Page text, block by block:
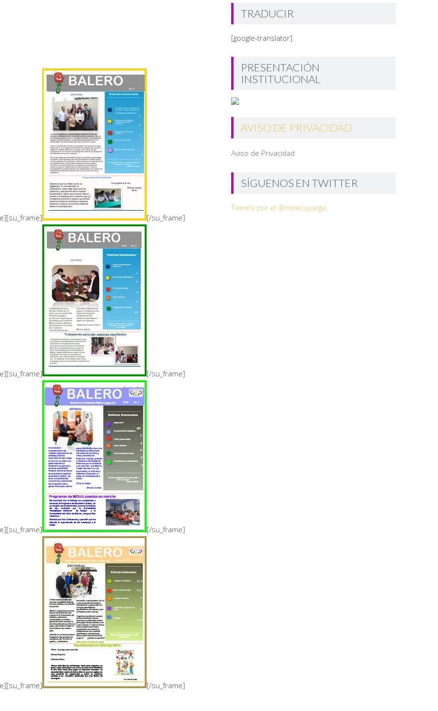
[/su_frame]
[/su_frame]
[/su_frame]
[/su_frame]
TRADUCIR
[google-translator]
PRESENTACIÓN
INSTITUCIONAL
AVISO DE PRIVACIDAD
Aviso de Privacidad
SÍGUENOS EN TWITTER
Tweets por el @mexicojuega.